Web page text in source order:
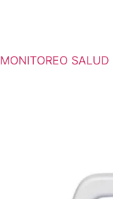
MONITOREO SALUD